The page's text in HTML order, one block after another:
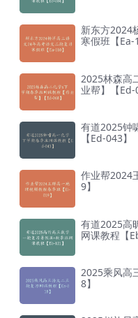
新东方2024
寒假班【Ea-
2025林森高
业帮】【Ed-
有道2025钟
【Ed-043】
作业帮2024
9】
有道2025高
网课教程【
2025乘风高
8】